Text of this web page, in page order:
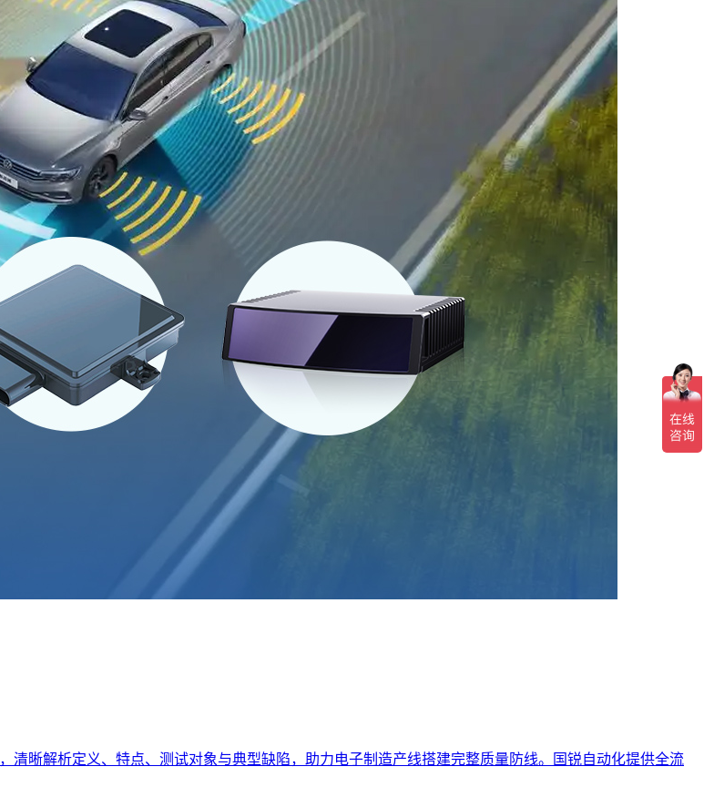
清晰解析定义、特点、测试对象与典型缺陷，助力电子制造产线搭建完整质量防线。国锐自动化提供全流